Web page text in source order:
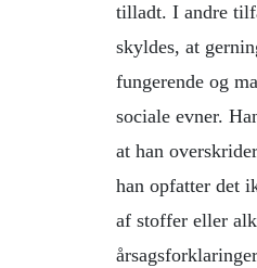
tilladt. I andre
skyldes, at
fungerende og
sociale evner.
at han
han opfatter det
af stoffer eller